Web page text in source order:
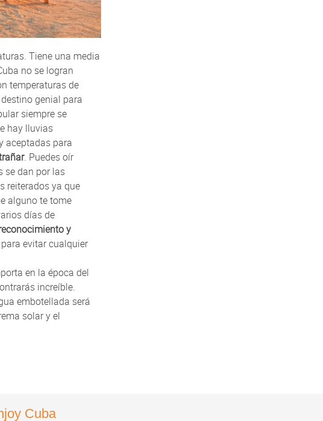
Tiene una media
no se logran
temperaturas de
genial para
siempre se
hay lluvias
aceptadas para
. Puedes oír
se dan por las
reiterados ya que
alguno te tome
días de
y
evitar cualquier
en la época del
increíble.
embotellada será
solar y el
Cuba